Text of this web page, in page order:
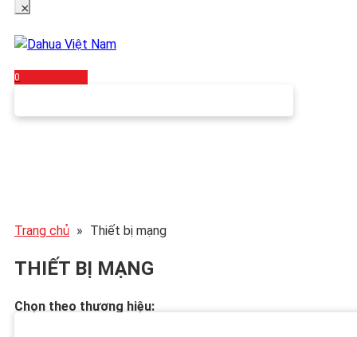
×
0
Trang chủ » Thiết bị mạng
THIẾT BỊ MẠNG
Chọn theo thương hiệu: